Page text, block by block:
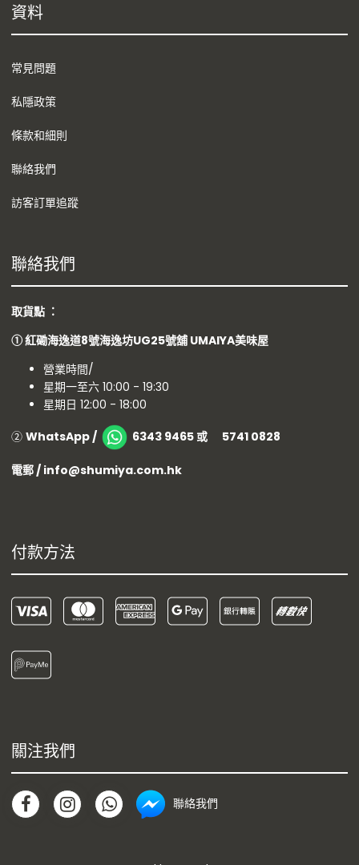
資料
常見問題
私隱政策
條款和細則
聯絡我們
訪客訂單追蹤
聯絡我們
取貨點 ：
①紅磡海逸道8號海逸坊UG25號舖 UMAIYA美味屋
營業時間/
星期一至六 10:00 - 19:30
星期日 12:00 - 18:00
② WhatsApp / 6343 9465 或 5741 0828
電郵 / info@shumiya.com.hk
付款方法
關注我們
聯絡我們